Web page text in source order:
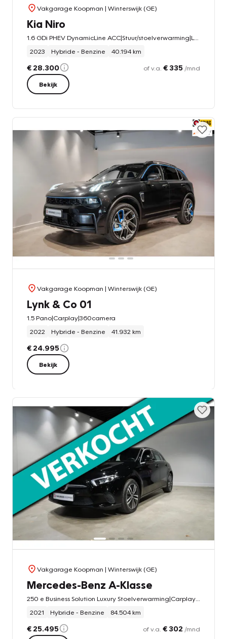
Vakgarage Koopman | Winterswijk (GE)
Kia Niro
2023
Hybride - Benzine 40.194 km
€ 28.300 of v.a. € 335 /mnd
Bekijk
Vakgarage Koopman | Winterswijk (GE)
Lynk & Co 01
1.5 Pano|Carplay|360camera
2022
Hybride - Benzine 41.932 km
€ 24.995
Bekijk
Vakgarage Koopman | Winterswijk (GE)
Mercedes-Benz A-Klasse
2021
Hybride - Benzine 84.504 km
€ 25.495 of v.a. € 302 /mnd